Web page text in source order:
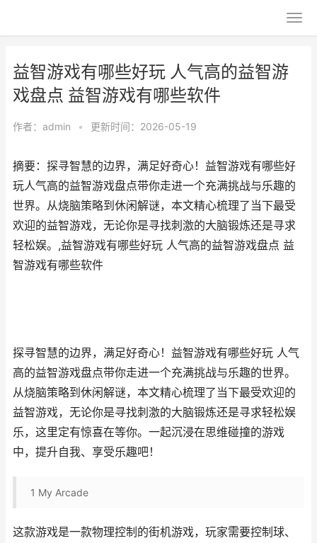
益智游戏有哪些好玩 人气高的益智游
戏盘点 益智游戏有哪些软件
作者： admin • 更新时间：2026-05-19
摘要：探寻智慧的边界，满足好奇心！益智游戏有哪些好
玩人气高的益智游戏盘点带你走进一个充满挑战与乐趣的
世界。从烧脑策略到休闲解谜，本文精心梳理了当下最受
欢迎的益智游戏，无论你是寻找刺激的大脑锻炼还是寻求
轻松娱。,益智游戏有哪些好玩 人气高的益智游戏盘点 益
智游戏有哪些软件
探寻智慧的边界，满足好奇心！益智游戏有哪些好玩 人气
高的益智游戏盘点带你走进一个充满挑战与乐趣的世界。
从烧脑策略到休闲解谜，本文精心梳理了当下最受欢迎的
益智游戏，无论你是寻找刺激的大脑锻炼还是寻求轻松娱
乐，这里定有惊喜在等你。一起沉浸在思维碰撞的游戏
中，提升自我、享受乐趣吧！
1 My Arcade
这款游戏是一款物理控制的街机游戏，玩家需要控制球、